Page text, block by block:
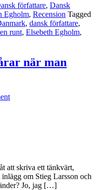
författare, Dansk
Egholm, Recension Tagged
, dansk författare,
runt, Elsebeth Egholm,
när man
att skriva ett tänkvärt,
om Stieg Larsson och
Jo, jag […]